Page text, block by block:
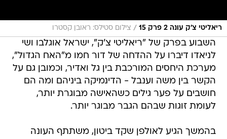
ריאליטי צ'ק עונה 2 פרק 15 / צילום סטילס: ראובן קסטרו
השבוע בפרק של "ריאליטי צ'ק", ישראל אוגלבו ושי
לניאדו דיברו על ההדחה של דור חמו מ"האח הגדול",
מערכת היחסים המורכבת בין גל ואדיר, וכמובן גם על
הקשר בין משה וענבל - הדינמיקה ביניהם ומה הם
חושבים על פער גילים כשהאישה מבוגרת יותר,
לעומת זוגות שבהם הגבר מבוגר יותר.
בהמשך הגיע לאולפן שקד ביטון, משתתף העונה